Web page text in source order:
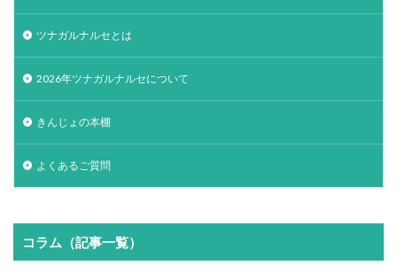
ツナガルナルセとは
2026年ツナガルナルセについて
きんじょの本棚
よくあるご質問
コラム（記事一覧）